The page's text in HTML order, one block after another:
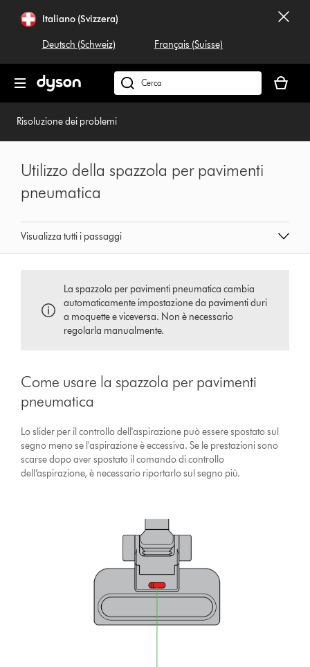
navigazioneItaliano (Svizzera)
Deutsch (Schweiz) Français (Suisse)
Cerca
su
carrello
è
Risoluzione dei problemi
Visualizza tutti i passaggi
Utilizzo della spazzola per pavimenti
pneumatica
La spazzola per pavimenti pneumatica cambia
automaticamente impostazione da pavimenti duri
a moquette e viceversa. Non è necessario
regolarla manualmente.
Come usare la spazzola per pavimenti
pneumatica
Lo slider per il controllo dell'aspirazione può essere spostato sul
segno meno se l'aspirazione è eccessiva. Se le prestazioni sono
scarse dopo aver spostato il comando di controllo
dell’aspirazione, è necessario riportarlo sul segno più.